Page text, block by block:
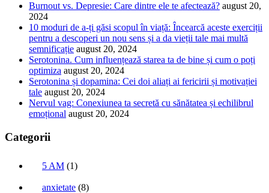
Burnout vs. Depresie: Care dintre ele te afectează? august 20,
2024
10 moduri de a-ți găsi scopul în viață: Încearcă aceste exerciții
pentru a descoperi un nou sens și a da vieții tale mai multă
semnificație august 20, 2024
Serotonina. Cum influențează starea ta de bine și cum o poți
optimiza august 20, 2024
Serotonina și dopamina: Cei doi aliați ai fericirii și motivației
tale august 20, 2024
Nervul vag: Conexiunea ta secretă cu sănătatea și echilibrul
emoțional august 20, 2024
Categorii
5 AM (1)
anxietate (8)